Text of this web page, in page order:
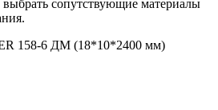
выбрать сопутствующие материалы
158-6 ДМ (18*10*2400 мм)